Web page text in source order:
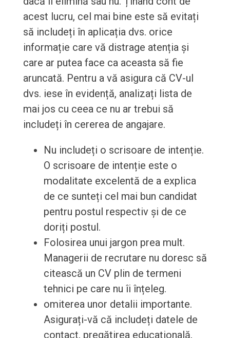
acest lucru, cel mai bine este să evitați
să includeți în aplicația dvs. orice
informație care vă distrage atenția și
care ar putea face ca aceasta să fie
aruncată. Pentru a vă asigura că CV-ul
dvs. iese în evidență, analizați lista de
mai jos cu ceea ce nu ar trebui să
includeți în cererea de angajare.
Nu includeți o scrisoare de intenție.
O scrisoare de intenție este o
modalitate excelentă de a explica
de ce sunteți cel mai bun candidat
pentru postul respectiv și de ce
doriți postul.
Folosirea unui jargon prea mult.
Managerii de recrutare nu doresc să
citească un CV plin de termeni
tehnici pe care nu îi înțeleg.
omiterea unor detalii importante.
Asigurați-vă că includeți datele de
contact, pregătirea educațională,